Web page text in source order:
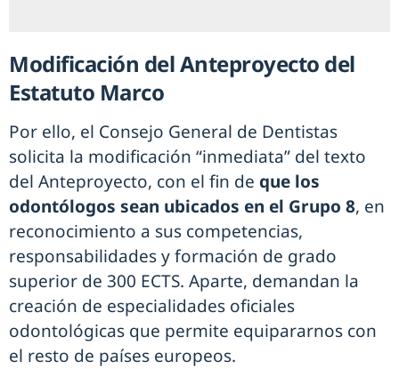
Modificación del Anteproyecto del
Estatuto Marco
Por ello, el Consejo General de Dentistas
solicita la modificación “inmediata” del texto
del Anteproyecto, con el fin de que los
odontólogos sean ubicados en el Grupo 8, en
reconocimiento a sus competencias,
responsabilidades y formación de grado
superior de 300 ECTS. Aparte, demandan la
creación de especialidades oficiales
odontológicas que permite equipararnos con
el resto de países europeos.